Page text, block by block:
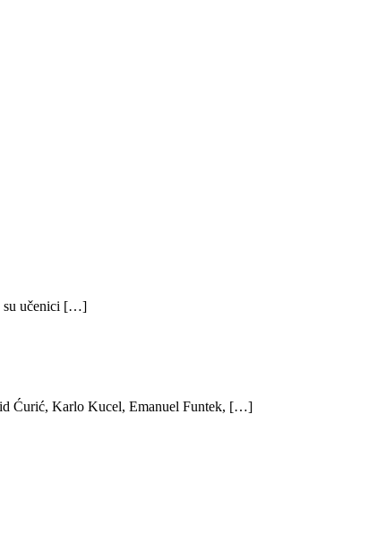
su učenici […]
Ćurić, Karlo Kucel, Emanuel Funtek, […]